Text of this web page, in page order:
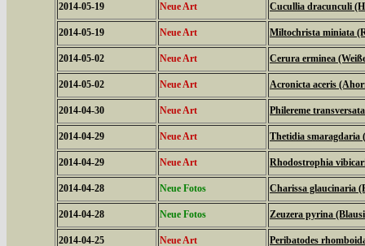
2014-05-19 Neue Art Cucullia dracunculi
2014-05-19 Neue Art Miltochrista miniata
2014-05-02 Neue Art Cerura erminea
2014-05-02 Neue Art Acronicta aceris
2014-04-30 Neue Art Philereme
2014-04-29 Neue Art Thetidia smaragdaria
2014-04-29 Neue Art Rhodostrophia
2014-04-28 Neue Fotos Charissa glaucinaria
2014-04-28 Neue Fotos Zeuzera pyrina
2014-04-25 Neue Art Peribatodes